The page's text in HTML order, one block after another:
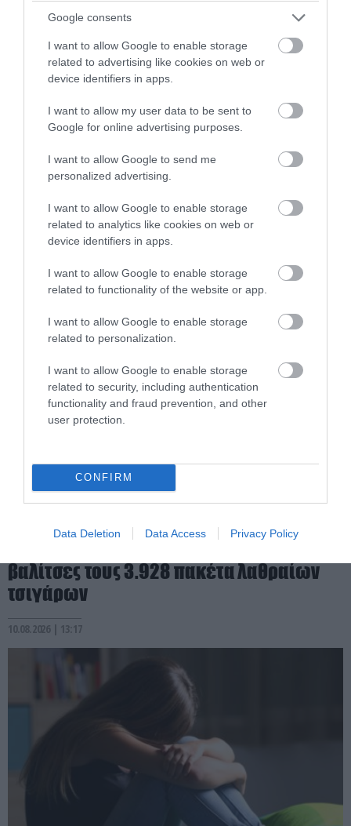
Google consents
I want to allow Google to enable storage
related to advertising like cookies on web or
device identifiers in apps.
I want to allow my user data to be sent to
Google for online advertising purposes.
I want to allow Google to send me
personalized advertising.
I want to allow Google to enable storage
related to analytics like cookies on web or
device identifiers in apps.
I want to allow Google to enable storage
related to functionality of the website or app.
I want to allow Google to enable storage
related to personalization.
I want to allow Google to enable storage
related to security, including authentication
functionality and fraud prevention, and other
user protection.
CONFIRM
Data Deletion Data Access Privacy Policy
ΕΣΩΤΕΡΙΚΗ ΑΣΦΑΛΕΙΑ
Χανιά: Η διάσωση της τουρίστριας από τα
τεράστια κύματα – Βούτηξε παρά την
κόκκινη σημαία (βίντεο)
10.08.2026 | 14:31
PRONEWS.GR /ΕΣΩΤΕΡΙΚΗ ΑΣΦΑΛΕΙΑ
Συνελήφθησαν δύο αλλοδαπές στον
βαλίτσες τους 3.928 πακέτα λαθραίων
τσιγάρων
10.08.2026 | 13:17